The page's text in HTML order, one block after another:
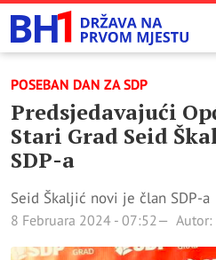
POSEBAN DAN ZA SDP
Predsjedavajući
Stari Grad Seid
SDP-a
Seid Škaljić novi je član SDP-a
8 Februara 2024 - 07:52 Autor: